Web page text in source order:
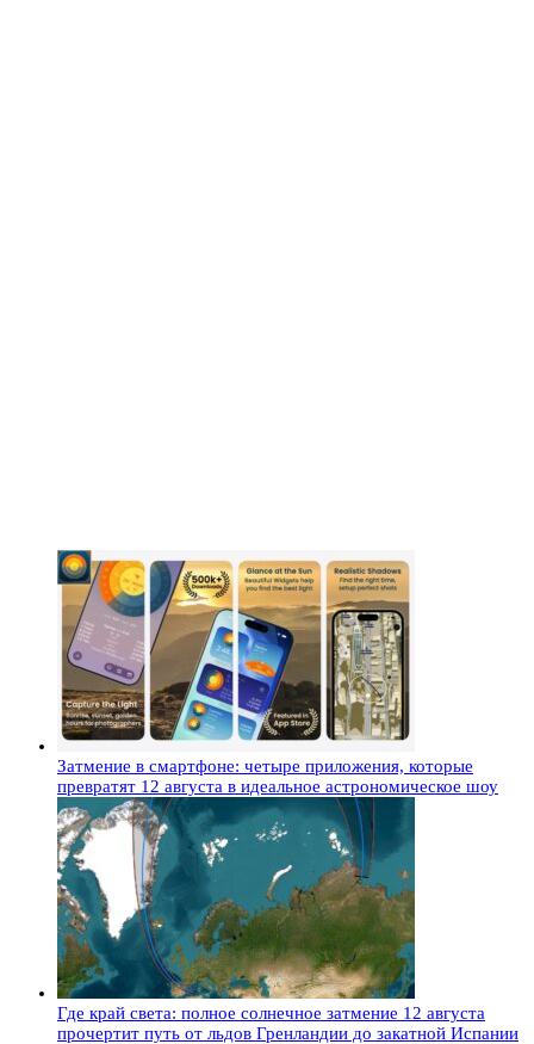
Затмение в смартфоне: четыре приложения, которые
превратят 12 августа в идеальное астрономическое шоу
Где край света: полное солнечное затмение 12 августа
прочертит путь от льдов Гренландии до закатной Испании